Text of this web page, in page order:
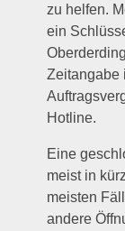
zu helfen.
ein
Zeitangabe
Hotline.
Eine
meist in
meisten
andere